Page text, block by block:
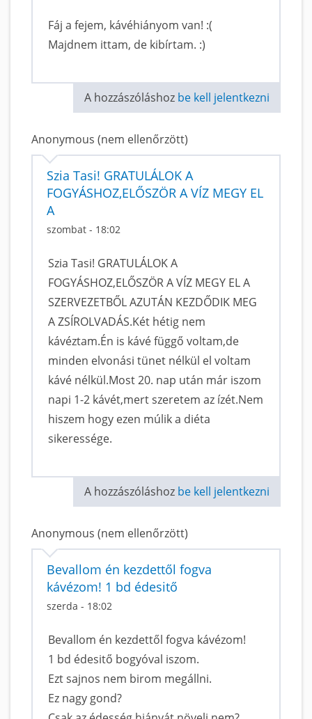
Fáj a fejem, kávéhiányom van! :(
Majdnem ittam, de kibírtam. :)
A hozzászóláshoz be kell jelentkezni
Anonymous (nem ellenőrzött)
Szia Tasi! GRATULÁLOK A
FOGYÁSHOZ,ELŐSZÖR A VÍZ MEGY EL
A
szombat - 18:02
Szia Tasi! GRATULÁLOK A
FOGYÁSHOZ,ELŐSZÖR A VÍZ MEGY EL A
SZERVEZETBŐL AZUTÁN KEZDŐDIK MEG
A ZSÍROLVADÁS.Két hétig nem
kávéztam.Én is kávé függő voltam,de
minden elvonási tünet nélkül el voltam
kávé nélkül.Most 20. nap után már iszom
napi 1-2 kávét,mert szeretem az ízét.Nem
hiszem hogy ezen múlik a diéta
sikeressége.
A hozzászóláshoz be kell jelentkezni
Anonymous (nem ellenőrzött)
Bevallom én kezdettől fogva
kávézom! 1 bd édesitő
szerda - 18:02
Bevallom én kezdettől fogva kávézom!
1 bd édesitő bogyóval iszom.
Ezt sajnos nem birom megállni.
Ez nagy gond?